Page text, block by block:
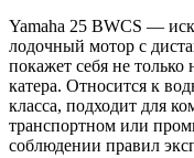
Yamaha 25 BWCS —
лодочный мотор с
покажет себя не
катера. Относится к
класса, подходит для
транспортном или
соблюдении правил